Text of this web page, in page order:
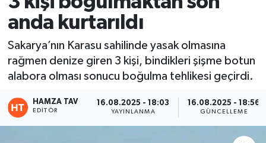
anda kurtarıldı
Sakarya’nın Karasu sahilinde yasak olmasına
rağmen denize giren 3 kişi, bindikleri şişme botun
alabora olması sonucu boğulma tehlikesi geçirdi.
HAMZA TAV
EDITÖR
16.08.2025 - 18:03
YAYINLANMA
16.08.2025 - 18:56
GÜNCELLEME
Spor
Siyaset
Eğitim
Teknoloji
Haber Arşivi